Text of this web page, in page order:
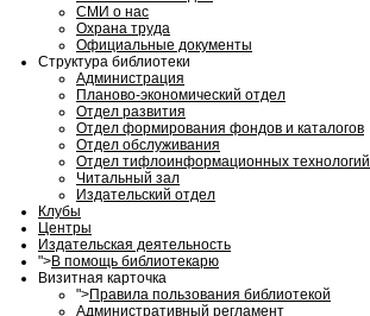
СМИ о нас
Охрана труда
Официальные документы
Структура библиотеки
Администрация
Планово-экономический отдел
Отдел развития
Отдел формирования фондов и каталогов
Отдел обслуживания
Отдел тифлоинформационных технологий
Читальный зал
Издательский отдел
Клубы
Центры
Издательская деятельность
">В помощь библиотекарю
Визитная карточка
">Правила пользования библиотекой
Административный регламент